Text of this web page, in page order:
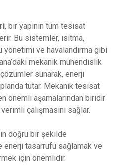
, bir yapının tüm tesisat
Bu sistemler, ısıtma,
yönetimi ve havalandırma gibi
mekanik mühendislik
sunarak, enerji
tutar. Mekanik tesisat
önemli aşamalarından biridir
çalışmasını sağlar.
doğru bir şekilde
enerji tasarrufu sağlamak ve
için önemlidir.